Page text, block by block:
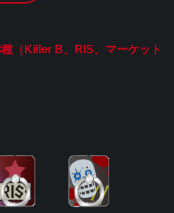
（Killer B、RIS、マーケット